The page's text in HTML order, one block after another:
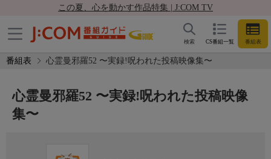
この夏、心を動かす作品特集 | J:COM TV
CS番組一覧 番組表
検索
番組表 心霊曼邪羅52 〜実録!呪われた投稿映像集〜
心霊曼邪羅52 〜実録!呪われた投稿映像
集〜